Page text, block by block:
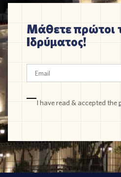
Μάθετε πρώτοι
Ιδρύματος!
I have read & accepted the